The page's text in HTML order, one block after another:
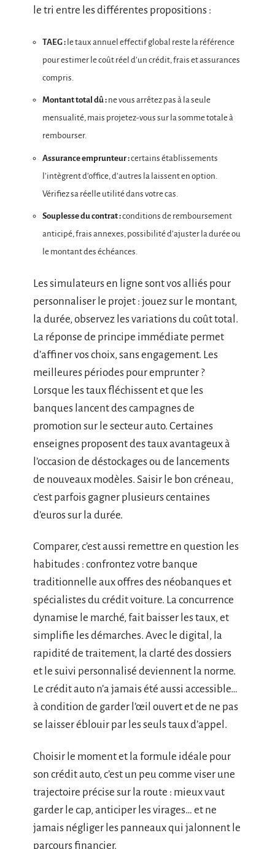
le tri entre les différentes propositions :
TAEG : le taux annuel effectif global reste la référence
pour estimer le coût réel d’un crédit, frais et assurances
compris.
Montant total dû : ne vous arrêtez pas à la seule
mensualité, mais projetez-vous sur la somme totale à
rembourser.
Assurance emprunteur :certains établissements
l’intègrent d’office, d’autres la laissent en option.
Vérifiez sa réelle utilité dans votre cas.
Souplesse du contrat :conditions de remboursement
anticipé, frais annexes, possibilité d’ajuster la durée ou
le montant des échéances.
Les simulateurs en ligne sont vos alliés pour
personnaliser le projet : jouez sur le montant,
la durée, observez les variations du coût total.
La réponse de principe immédiate permet
d’affiner vos choix, sans engagement. Les
meilleures périodes pour emprunter ?
Lorsque les taux fléchissent et que les
banques lancent des campagnes de
promotion sur le secteur auto. Certaines
enseignes proposent des taux avantageux à
l’occasion de déstockages ou de lancements
de nouveaux modèles. Saisir le bon créneau,
c’est parfois gagner plusieurs centaines
d’euros sur la durée.
Comparer, c’est aussi remettre en question les
habitudes : confrontez votre banque
traditionnelle aux offres des néobanques et
spécialistes du crédit voiture. La concurrence
dynamise le marché, fait baisser les taux, et
simplifie les démarches. Avec le digital, la
rapidité de traitement, la clarté des dossiers
et le suivi personnalisé deviennent la norme.
Le crédit auto n’a jamais été aussi accessible…
à condition de garder l’œil ouvert et de ne pas
se laisser éblouir par les seuls taux d’appel.
Choisir le moment et la formule idéale pour
son crédit auto, c’est un peu comme viser une
trajectoire précise sur la route : mieux vaut
garder le cap, anticiper les virages… et ne
jamais négliger les panneaux qui jalonnent le
parcours financier.